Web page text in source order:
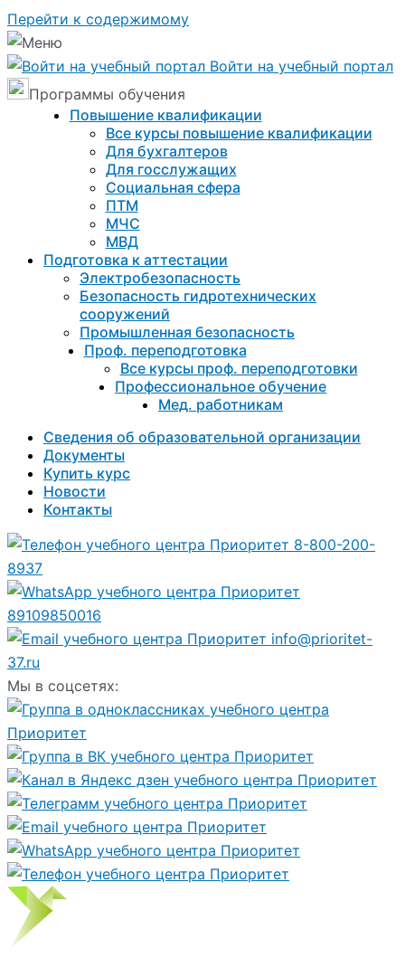
Перейти к содержимому
Войти на учебный портал
Программы обучения
Повышение квалификации
Все курсы повышение квалификации
Для бухгалтеров
Для госслужащих
Социальная сфера
ПТМ
МЧС
МВД
Подготовка к aттестации
Электробезопасность
Безопасность гидротехнических
сооружений
Промышленная безопасность
Проф. переподготовка
Все курсы проф. переподготовки
Профессиональное обучение
Мед. работникам
Сведения об образовательной организации
Документы
Купить курс
Новости
Контакты
8-800-200-
8937
89109850016
info@prioritet-
37.ru
Мы в соцсетях: